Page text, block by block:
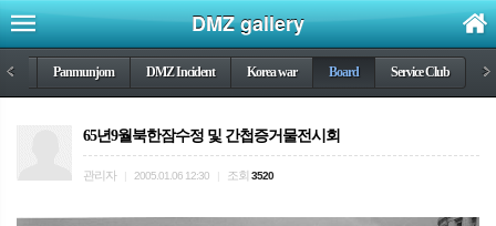
DMZ gallery
< Panmunjom DMZ Incident Korea war Board Service Club >
65년9월북한잠수정 및 간첩증거물전시회
관리자 2005.01.06 12:30 조회 3520